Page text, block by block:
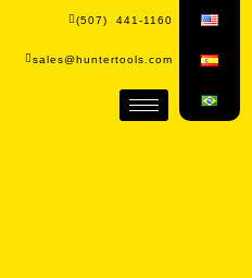
(507) 441-1160
sales@huntertools.com